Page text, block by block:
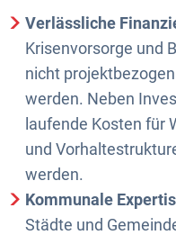
Verlässliche
Krisenvorsorge und
nicht
werden. Neben
laufende Kosten für
und
werden.
Kommunale
Städte und